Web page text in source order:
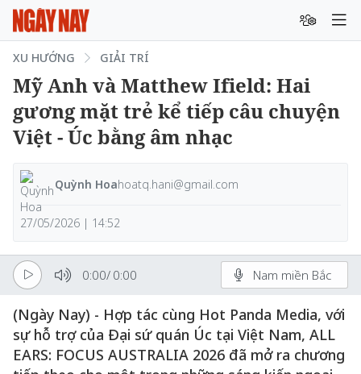
XU HƯỚNG GIẢI TRÍ
Mỹ Anh và Matthew Ifield: Hai
gương mặt trẻ kể tiếp câu chuyện
Việt - Úc bằng âm nhạc
Quỳnh Hoahoatq.hani@gmail.com
27/05/2026 | 14:52
0:00/ 0:00 Nam miền Bắc
(Ngày Nay) - Hợp tác cùng Hot Panda Media, với
sự hỗ trợ của Đại sứ quán Úc tại Việt Nam, ALL
EARS: FOCUS AUSTRALIA 2026 đã mở ra chương